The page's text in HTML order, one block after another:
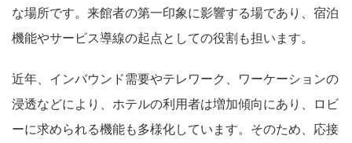
な場所です。来館者の第一印象に影響する場であり、宿泊
機能やサービス導線の起点としての役割も担います。
近年、インバウンド需要やテレワーク、ワーケーションの
浸透などにより、ホテルの利用者は増加傾向にあり、ロビ
ーに求められる機能も多様化しています。そのため、応接